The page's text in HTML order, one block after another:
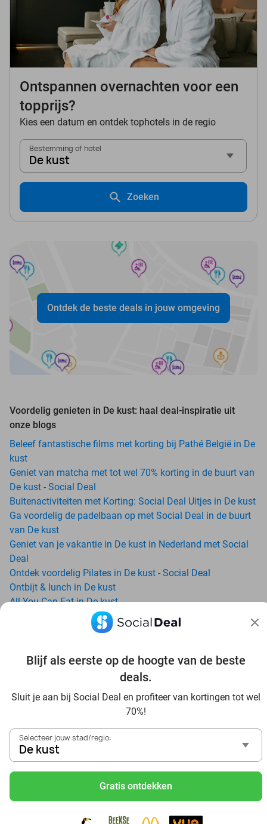
Blijf als eerste op de hoogte van de beste
deals.
Sluit je aan bij Social Deal en profiteer van kortingen tot wel
70%!
Selecteer jouw stad/regio:
De kust
Gratis ontdekken
Ontspannen overnachten voor een
topprijs?
Kies een datum en ontdek tophotels in de regio
Bestemming of hotel
De kust
Zoeken
Ontdek de beste deals in jouw omgeving
Voordelig genieten in De kust: haal deal-inspiratie uit
onze blogs
Beleef fantastische films met korting bij Pathé België in De
kust
Geniet van matcha met tot wel 70% korting in de buurt van
De kust - Social Deal
Buitenactiviteiten met Korting: Social Deal Uitjes in De kust
Ga voordelig de padelbaan op met Social Deal in de buurt
van De kust
Geniet van je vakantie in De kust in Nederland met Social
Deal
Ontdek voordelig Pilates in De kust - Social Deal
Ontbijt & lunch in De kust
All-You-Can-Eat in De kust
Avondje uit in regio De kust? Ontdek 6x inspiratie voor een
onvergetelijke avond
de ideale dates
Dagje uit naar Pairi Daiza vanaf De kust: verwonder je in
Ontdek de beste restaurants in De kust via Social Deal
Voordelig sushi scoren? Ontdek de beste sushi restaurants
in De kust en omgeving
Schoonheidsspecialisten in De kust: voordelige
beautydeals
Schoonheidssalons in De kust: voordelige beauty-
Met korting zwemmen bij zwembaden in regio De kust
Ontdek voordelige escaperooms in De kust